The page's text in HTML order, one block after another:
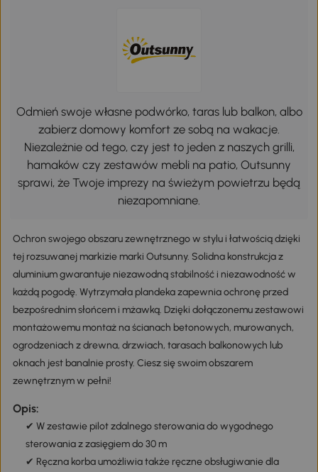
Odmień swoje własne podwórko, taras lub balkon, albo
zabierz domowy komfort ze sobą na wakacje.
Niezależnie od tego, czy jest to jeden z naszych grilli,
hamaków czy zestawów mebli na patio, Outsunny
sprawi, że Twoje imprezy na świeżym powietrzu będą
niezapomniane.
Ochron swojego obszaru zewnętrznego w stylu i łatwością dzięki
tej rozsuwanej markizie marki Outsunny. Solidna konstrukcja z
aluminium gwarantuje niezawodną stabilność i niezawodność w
każdą pogodę. Wytrzymała plandeka zapewnia ochronę przed
bezpośrednim słońcem i mżawką. Dzięki dołączonemu zestawowi
montażowemu montaż na ścianach betonowych, murowanych,
ogrodzeniach z drewna, drzwiach, tarasach balkonowych lub
oknach jest banalnie prosty. Ciesz się swoim obszarem
zewnętrznym w pełni!
Opis:
✔ W zestawie pilot zdalnego sterowania do wygodnego
sterowania z zasięgiem do 30 m
✔ Ręczna korba umożliwia także ręczne obsługiwanie dla